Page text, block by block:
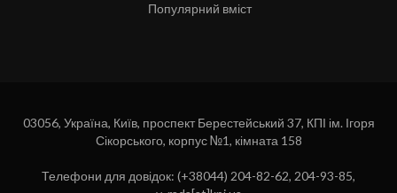
Популярний вміст
03056, Україна, Київ, проспект Берестейський 37, КПІ ім. Ігоря
Сікорського, корпус №1, кімната 158
Телефони для довідок: (+38044) 204-82-62, 204-93-85,